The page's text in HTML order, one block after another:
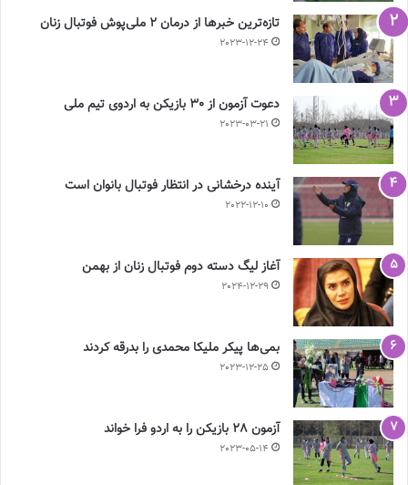
تازه‌ترین خبرها از درمان ۲ ملی‌پوش فوتبال زنان
2023-12-24
دعوت آزمون از 30 بازیکن به اردوی تیم ملی
2023-03-21
آینده درخشانی در انتظار فوتبال بانوان است
2022-12-10
آغاز لیگ دسته دوم فوتبال زنان از بهمن
2024-12-29
بمی‌ها پیکر ملیکا محمدی را بدرقه کردند
2023-12-25
آزمون 28 بازیکن را به اردو فرا خواند
2023-05-14